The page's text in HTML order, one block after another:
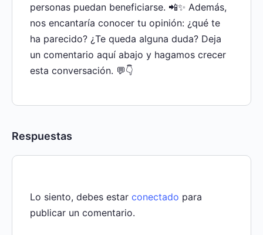
personas puedan beneficiarse. 📲✨ Además,
nos encantaría conocer tu opinión: ¿qué te
ha parecido? ¿Te queda alguna duda? Deja
un comentario aquí abajo y hagamos crecer
esta conversación. 💬👇
Respuestas
Lo siento, debes estar conectado para
publicar un comentario.